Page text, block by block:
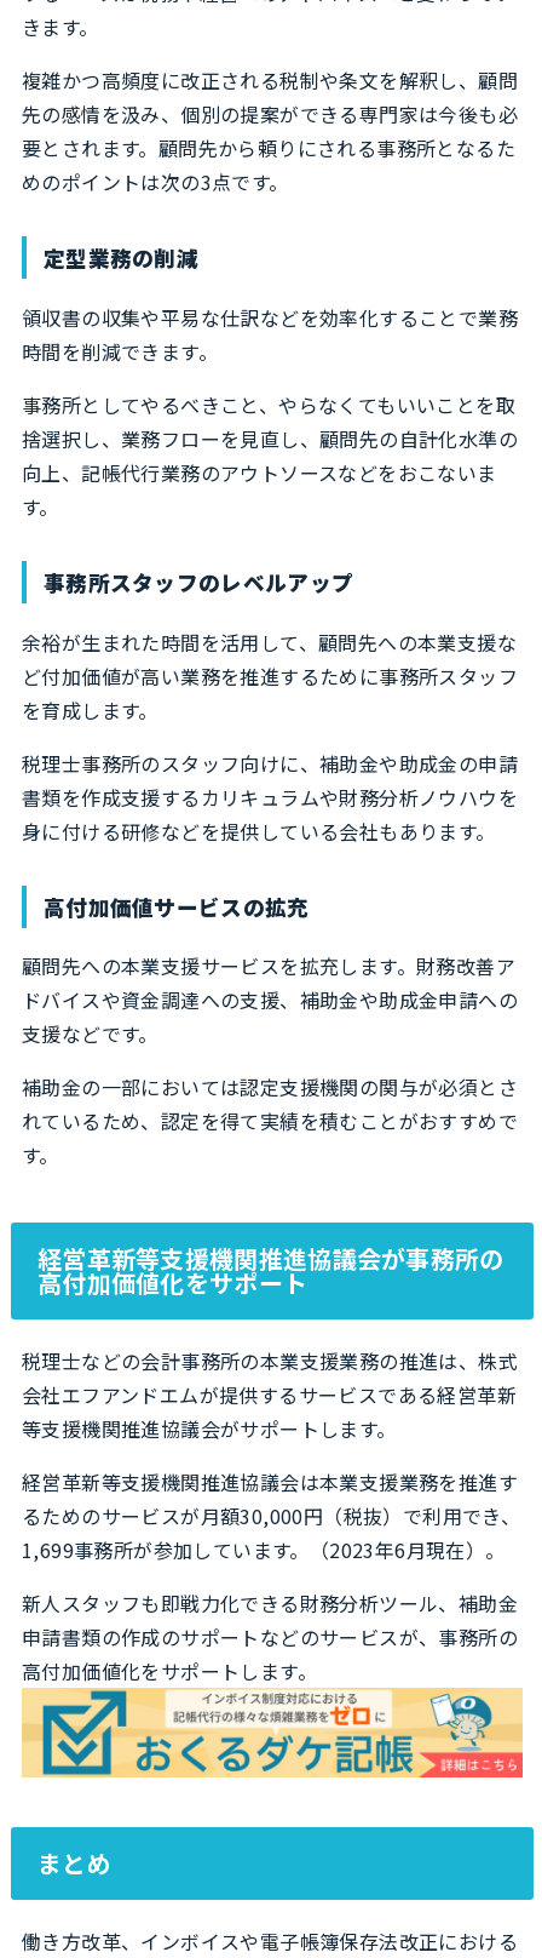
きます。
複雑かつ高頻度に改正される税制や条文を解釈し、顧問
先の感情を汲み、個別の提案ができる専門家は今後も必
要とされます。顧問先から頼りにされる事務所となるた
めのポイントは次の3点です。
定型業務の削減
領収書の収集や平易な仕訳などを効率化することで業務
時間を削減できます。
事務所としてやるべきこと、やらなくてもいいことを取
捨選択し、業務フローを見直し、顧問先の自計化水準の
向上、記帳代行業務のアウトソースなどをおこないま
す。
事務所スタッフのレベルアップ
余裕が生まれた時間を活用して、顧問先への本業支援な
ど付加価値が高い業務を推進するために事務所スタッフ
を育成します。
税理士事務所のスタッフ向けに、補助金や助成金の申請
書類を作成支援するカリキュラムや財務分析ノウハウを
身に付ける研修などを提供している会社もあります。
高付加価値サービスの拡充
顧問先への本業支援サービスを拡充します。財務改善ア
ドバイスや資金調達への支援、補助金や助成金申請への
支援などです。
補助金の一部においては認定支援機関の関与が必須とさ
れているため、認定を得て実績を積むことがおすすめで
す。
経営革新等支援機関推進協議会が事務所の
高付加価値化をサポート
税理士などの会計事務所の本業支援業務の推進は、株式
会社エフアンドエムが提供するサービスである経営革新
等支援機関推進協議会がサポートします。
経営革新等支援機関推進協議会は本業支援業務を推進す
るためのサービスが月額30,000円（税抜）で利用でき、
1,699事務所が参加しています。（2023年6月現在）。
新人スタッフも即戦力化できる財務分析ツール、補助金
申請書類の作成のサポートなどのサービスが、事務所の
高付加価値化をサポートします。
まとめ
働き方改革、インボイスや電子帳簿保存法改正における